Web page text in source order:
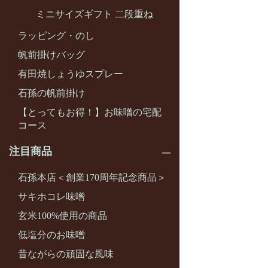
ミニサイズギフト 二段重ね
ラッピング・のし
帆前掛けバッグ
有田焼しょうゆスプレー
石孫の帆前掛け
【とってもお得！】お味噌の宅配
コース
注目商品
石孫本店＜創業170周年記念商品＞
サキホコレ味噌
玄米100%使用の商品
低塩分のお味噌
昔ながらの頑固な風味